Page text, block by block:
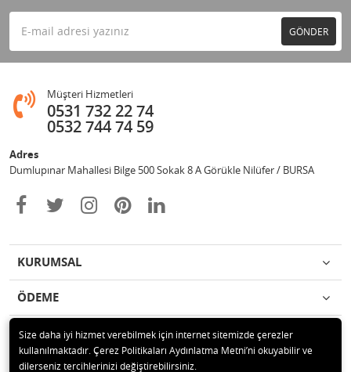
GÖNDER
Müşteri Hizmetleri
0531 732 22 74
0532 744 74 59
Adres
Dumlupınar Mahallesi Bilge 500 Sokak 8 A Görükle Nilüfer / BURSA
KURUMSAL
ÖDEME
İLETİŞİM
Size daha iyi hizmet verebilmek için internet sitemizde çerezler
kullanılmaktadır. Çerez Politikaları Aydınlatma Metni’ni okuyabilir ve
dilerseniz tercihlerinizi değiştirebilirsiniz.